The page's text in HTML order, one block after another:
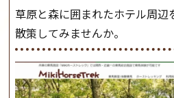
草原と森に囲まれたホテル周辺
散策してみませんか。